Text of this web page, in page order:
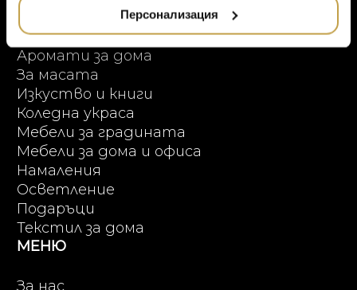
Персонализация
Висок клас мебели
Аксесоари за интериора
Аромати за дома
За масата
Изкуство и книги
Коледна украса
Мебели за градината
Мебели за дома и офиса
Намаления
Осветление
Подаръци
Текстил за дома
МЕНЮ
За нас
ZUIVER
DUTCHBONE